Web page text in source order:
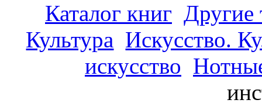
Каталог книг Другие
Культура Искусство.
искусство